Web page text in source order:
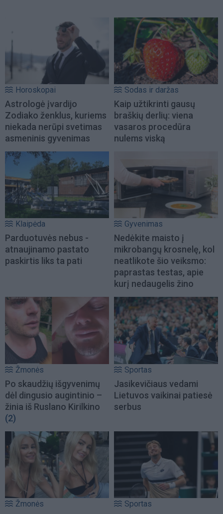
Horoskopai
Astrologė įvardijo
Zodiako ženklus, kuriems
niekada nerūpi svetimas
asmeninis gyvenimas
Sodas ir daržas
Kaip užtikrinti gausų
braškių derlių: viena
vasaros procedūra
nulems viską
Klaipėda
Parduotuvės nebus -
atnaujinamo pastato
paskirtis liks ta pati
Gyvenimas
Nedėkite maisto į
mikrobangų krosnelę, kol
neatlikote šio veiksmo:
paprastas testas, apie
kurį nedaugelis žino
Žmonės
Po skaudžių išgyvenimų
dėl dingusio augintinio –
žinia iš Ruslano Kirilkino
(2)
Sportas
Jasikevičiaus vedami
Lietuvos vaikinai patiesė
serbus
Žmonės Sportas